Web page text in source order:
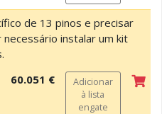
de 13 pinos e precisar
instalar um kit
60.051 €
Adicionar
à lista
engate